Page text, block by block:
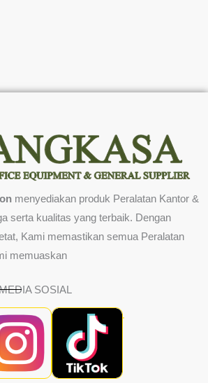
menyediakan produk Peralatan Kantor &
serta kualitas yang terbaik. Dengan
Kami memastikan semua Peralatan
memuaskan
SOSIAL